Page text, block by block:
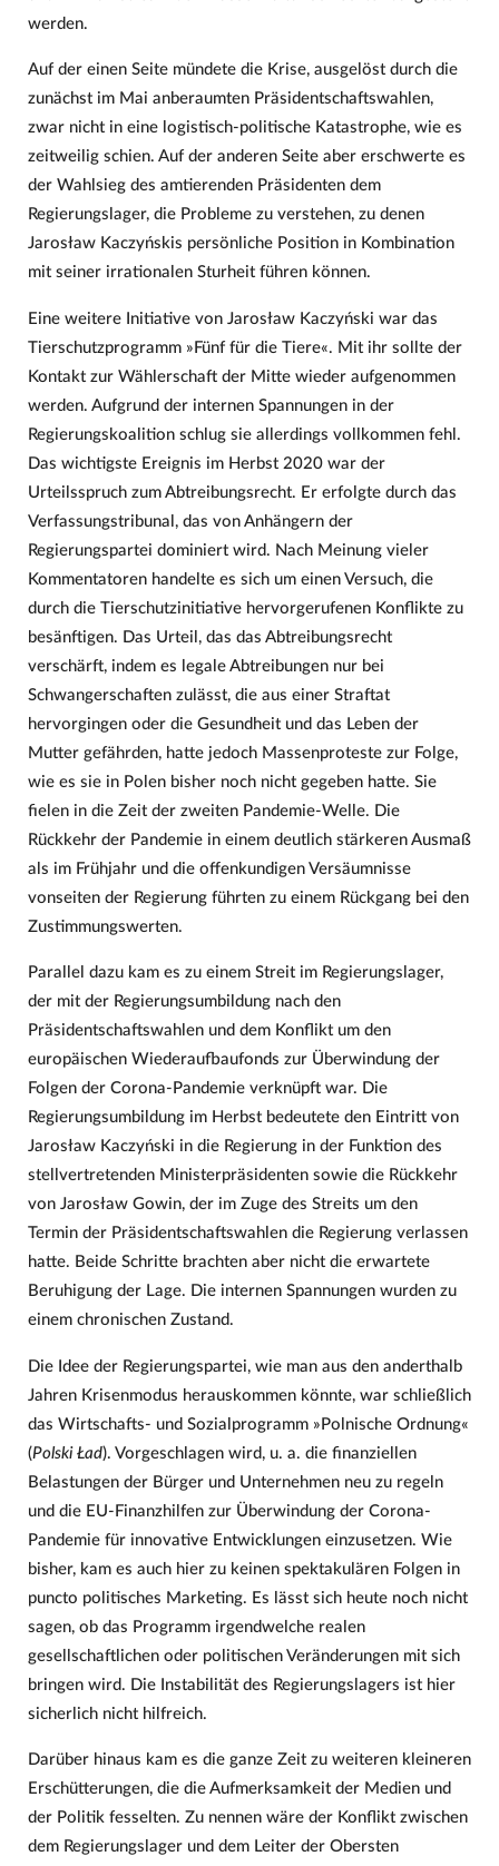
werden.
Auf der einen Seite mündete die Krise, ausgelöst durch die
zunächst im Mai anberaumten Präsidentschaftswahlen,
zwar nicht in eine logistisch-politische Katastrophe, wie es
zeitweilig schien. Auf der anderen Seite aber erschwerte es
der Wahlsieg des amtierenden Präsidenten dem
Regierungslager, die Probleme zu verstehen, zu denen
Jarosław Kaczyńskis persönliche Position in Kombination
mit seiner irrationalen Sturheit führen können.
Eine weitere Initiative von Jarosław Kaczyński war das
Tierschutzprogramm »Fünf für die Tiere«. Mit ihr sollte der
Kontakt zur Wählerschaft der Mitte wieder aufgenommen
werden. Aufgrund der internen Spannungen in der
Regierungskoalition schlug sie allerdings vollkommen fehl.
Das wichtigste Ereignis im Herbst 2020 war der
Urteilsspruch zum Abtreibungsrecht. Er erfolgte durch das
Verfassungstribunal, das von Anhängern der
Regierungspartei dominiert wird. Nach Meinung vieler
Kommentatoren handelte es sich um einen Versuch, die
durch die Tierschutzinitiative hervorgerufenen Konflikte zu
besänftigen. Das Urteil, das das Abtreibungsrecht
verschärft, indem es legale Abtreibungen nur bei
Schwangerschaften zulässt, die aus einer Straftat
hervorgingen oder die Gesundheit und das Leben der
Mutter gefährden, hatte jedoch Massenproteste zur Folge,
wie es sie in Polen bisher noch nicht gegeben hatte. Sie
fielen in die Zeit der zweiten Pandemie-Welle. Die
Rückkehr der Pandemie in einem deutlich stärkeren Ausmaß
als im Frühjahr und die offenkundigen Versäumnisse
vonseiten der Regierung führten zu einem Rückgang bei den
Zustimmungswerten.
Parallel dazu kam es zu einem Streit im Regierungslager,
der mit der Regierungsumbildung nach den
Präsidentschaftswahlen und dem Konflikt um den
europäischen Wiederaufbaufonds zur Überwindung der
Folgen der Corona-Pandemie verknüpft war. Die
Regierungsumbildung im Herbst bedeutete den Eintritt von
Jarosław Kaczyński in die Regierung in der Funktion des
stellvertretenden Ministerpräsidenten sowie die Rückkehr
von Jarosław Gowin, der im Zuge des Streits um den
Termin der Präsidentschaftswahlen die Regierung verlassen
hatte. Beide Schritte brachten aber nicht die erwartete
Beruhigung der Lage. Die internen Spannungen wurden zu
einem chronischen Zustand.
Die Idee der Regierungspartei, wie man aus den anderthalb
Jahren Krisenmodus herauskommen könnte, war schließlich
das Wirtschafts- und Sozialprogramm »Polnische Ordnung«
(Polski Ład). Vorgeschlagen wird, u. a. die finanziellen
Belastungen der Bürger und Unternehmen neu zu regeln
und die EU-Finanzhilfen zur Überwindung der Corona-
Pandemie für innovative Entwicklungen einzusetzen. Wie
bisher, kam es auch hier zu keinen spektakulären Folgen in
puncto politisches Marketing. Es lässt sich heute noch nicht
sagen, ob das Programm irgendwelche realen
gesellschaftlichen oder politischen Veränderungen mit sich
bringen wird. Die Instabilität des Regierungslagers ist hier
sicherlich nicht hilfreich.
Darüber hinaus kam es die ganze Zeit zu weiteren kleineren
Erschütterungen, die die Aufmerksamkeit der Medien und
der Politik fesselten. Zu nennen wäre der Konflikt zwischen
dem Regierungslager und dem Leiter der Obersten